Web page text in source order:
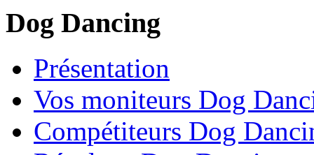
Dog Dancing
Présentation
Vos moniteurs Dog
Compétiteurs Dog